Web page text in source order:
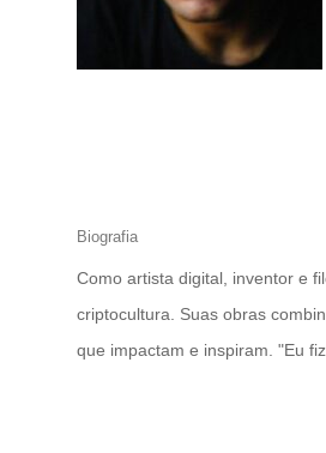
Biografia
Como artista digital, inventor e
criptocultura. Suas obras
que impactam e inspiram. "Eu